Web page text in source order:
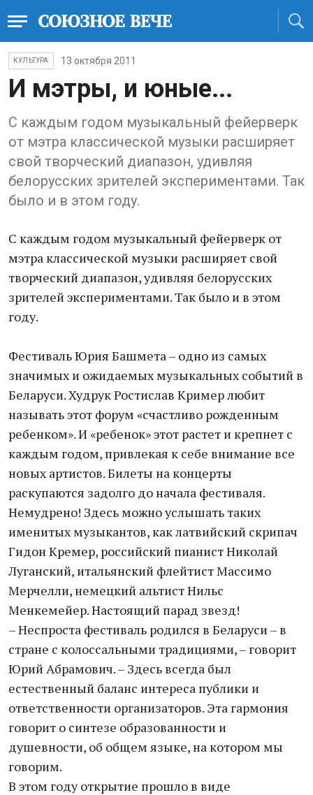
КУЛЬТУРА 13 октября 2011
И мэтры, и юные...
С каждым годом музыкальный фейерверк
от мэтра классической музыки расширяет
свой творческий диапазон, удивляя
белорусских зрителей экспериментами. Так
было и в этом году.
С каждым годом музыкальный фейерверк от
мэтра классической музыки расширяет свой
творческий диапазон, удивляя белорусских
зрителей экспериментами. Так было и в этом
году.
Фестиваль Юрия Башмета – одно из самых
значимых и ожидаемых музыкальных событий в
Беларуси. Худрук Ростислав Кример любит
называть этот форум «счастливо рожденным
ребенком». И «ребенок» этот растет и крепнет с
каждым годом, привлекая к себе внимание все
новых артистов. Билеты на концерты
раскупаются задолго до начала фестиваля.
Немудрено! Здесь можно услышать таких
именитых музыкантов, как латвийский скрипач
Гидон Кремер, российский пианист Николай
Луганский, итальянский флейтист Массимо
Мерчелли, немецкий альтист Нильс
Менкемейер. Настоящий парад звезд!
– Неспроста фестиваль родился в Беларуси – в
стране с колоссальными традициями, – говорит
Юрий Абрамович. – Здесь всегда был
естественный баланс интереса публики и
ответственности организаторов. Эта гармония
говорит о синтезе образованности и
душевности, об общем языке, на котором мы
говорим.
В этом году открытие прошло в виде